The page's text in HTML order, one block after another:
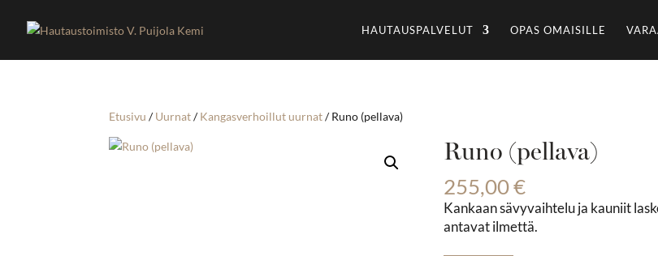
HAUTAUSPALVELUT OPAS OMAISILLE
Etusivu /Uurnat/Kangasverhoillut uurnat/ Runo (pellava)
Runo (pellava)
255,00€
Kankaan sävyvaihtelu ja kauniit
antavat ilmettä.